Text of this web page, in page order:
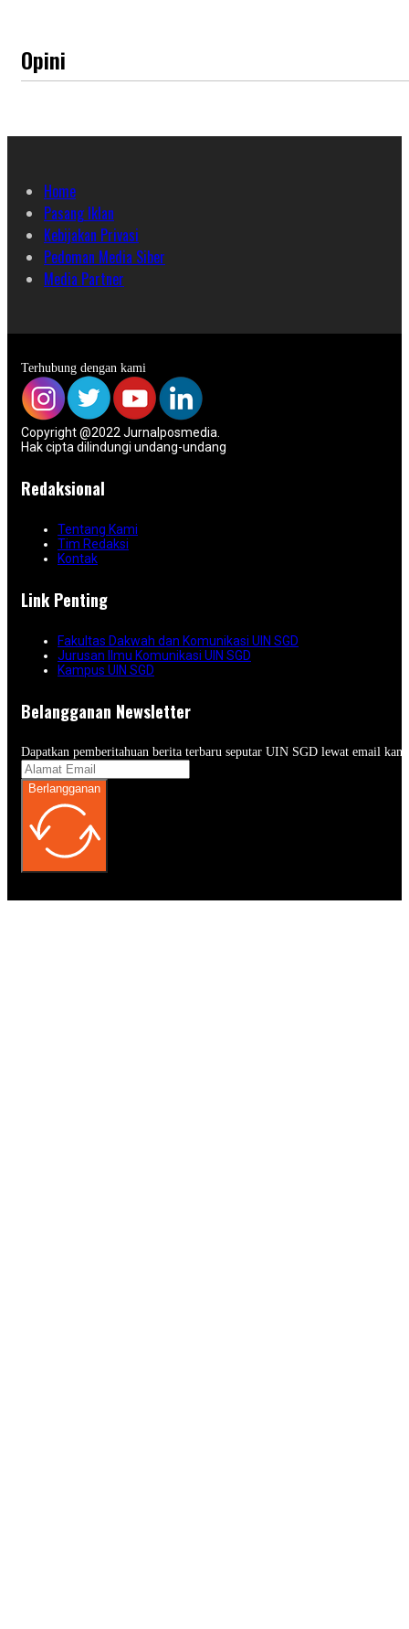
Opini
Home
Pasang Iklan
Kebijakan Privasi
Pedoman Media Siber
Media Partner
Terhubung dengan kami
Copyright @2022 Jurnalposmedia.
Hak cipta dilindungi undang-undang
Redaksional
Tentang Kami
Tim Redaksi
Kontak
Link Penting
Fakultas Dakwah dan Komunikasi UIN SGD
Jurusan Ilmu Komunikasi UIN SGD
Kampus UIN SGD
Belangganan Newsletter
Dapatkan pemberitahuan berita terbaru seputar UIN SGD lewat email
Berlangganan